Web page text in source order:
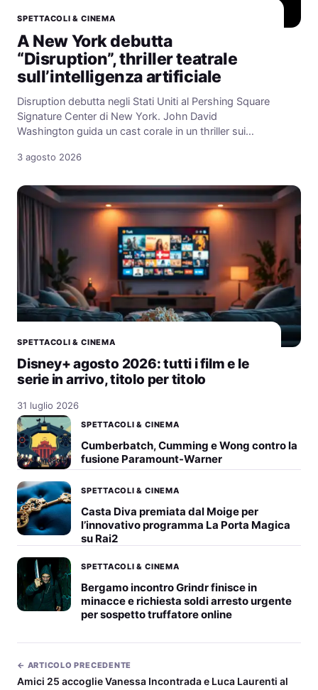
SPETTACOLI & CINEMA
A New York debutta
“Disruption”, thriller teatrale
sull’intelligenza artificiale
Disruption debutta negli Stati Uniti al Pershing Square
Signature Center di New York. John David
Washington guida un cast corale in un thriller sui…
3 agosto 2026
SPETTACOLI & CINEMA
Disney+ agosto 2026: tutti i film e le
serie in arrivo, titolo per titolo
31 luglio 2026
SPETTACOLI & CINEMA
Cumberbatch, Cumming e Wong contro la
fusione Paramount-Warner
SPETTACOLI & CINEMA
Casta Diva premiata dal Moige per
l’innovativo programma La Porta Magica
su Rai2
SPETTACOLI & CINEMA
Bergamo incontro Grindr finisce in
minacce e richiesta soldi arresto urgente
per sospetto truffatore online
← ARTICOLO PRECEDENTE
Amici 25 accoglie Vanessa Incontrada e Luca Laurenti al